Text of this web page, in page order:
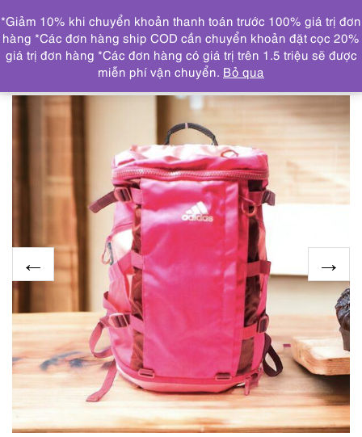
DANH MỤC
Trang chủ THƯƠNG HIỆU NỔI BẬT ADIDAS
4377-
Ba lô nữ/nam-ADIDAS backpack-Gần như mới
*Giảm 10% khi chuyển khoản thanh toán trước 100% giá trị đơn
hàng *Các đơn hàng ship COD cần chuyển khoản đặt cọc 20%
giá trị đơn hàng *Các đơn hàng có giá trị trên 1.5 triệu sẽ được
miễn phí vận chuyển. Bỏ qua